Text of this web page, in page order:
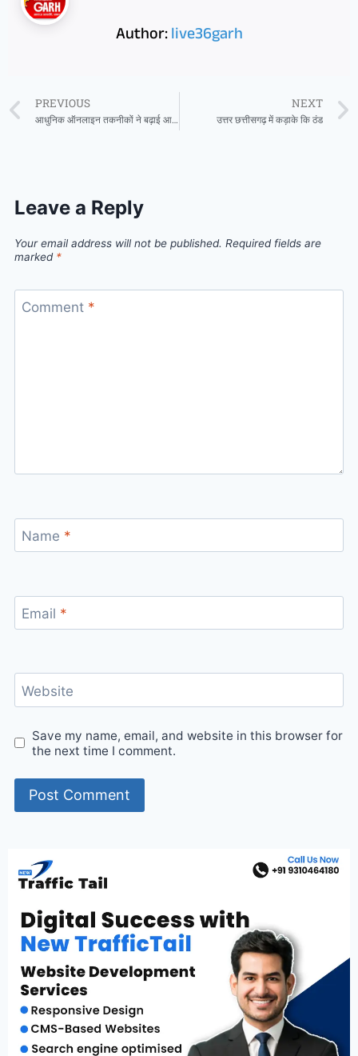
Author:live36garh
PREVIOUS
आधुनिक ऑनलाइन तकनीकों ने बढ़ाई आबकारी विभाग की पारदर्शी व्यवस्था में विश्वसनीयता
NEXT
उत्तर छत्तीसगढ़ में कड़ाके कि ठंड
Leave a Reply
Your email address will not be published. Required fields are
marked *
Comment *
Name *
Email *
Website
Save my name, email, and website in this browser for
the next time I comment.